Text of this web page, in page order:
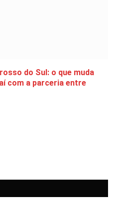
do Sul: o que muda
com a parceria entre